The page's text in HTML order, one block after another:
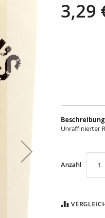
3,29
Beschreibung
Unraffinierter
Anzahl